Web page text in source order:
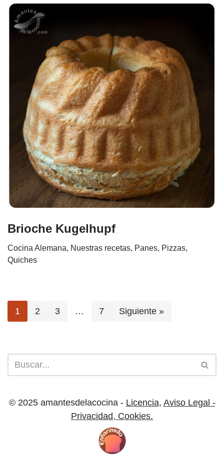
Brioche Kugelhupf
Cocina Alemana, Nuestras recetas, Panes, Pizzas,
Quiches
1 2 3 … 7 Siguiente »
© 2025 amantesdelacocina - Licencia, Aviso Legal -
Privacidad, Cookies.